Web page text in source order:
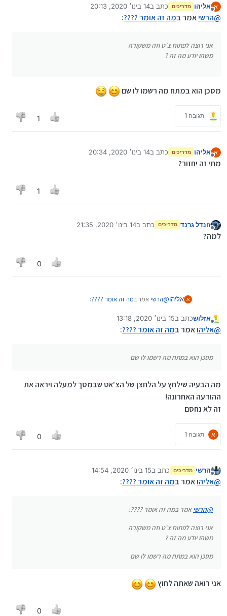
א אליהו מדריכים כתב ב14 בינו׳ 2020, 20:13
נערך לאחרונה על ידי
@הרשיאמר במה זה אומר ????:
אני רוצה לפתוח צ'ט וזה משקורה
משהו יודע מה זה ?
מסכן הוא במתח מה רשמו לו שם
תגובה 1 1
א
מנותק
אליהו מדריכים כתב ב14 בינו׳ 2020, 20:34
נערך לאחרונה על ידי
מתי זה יחזור?
1
מנותק
זונדל גרנד מדריכים כתב ב14 בינו׳ 2020, 21:35
נערך לאחרונה על ידי
למה?
0
א אליהו@הרשיאמר במה זה אומר ????:
אני רוצה לפתוח צ'ט וזה משקורה
מנותק
אזלושכתב ב15 בינו׳ 2020, 13:18
נערך לאחרונה על ידי
@אליהואמר במה זה אומר ????:
מסכן הוא במתח מה רשמו לו שם
מה הבעיה שילחץ על הלחצן של הצ'אט שבמסך למעלה ויראה את
ההודעה האחרונה!
זה לא נחסם
א תגובה 1 0
מנותק
הרשי מדריכים כתב ב15 בינו׳ 2020, 14:54
נערך לאחרונה על ידי
@אליהואמר במה זה אומר ????:
@הרשיאמר במה זה אומר ????:
אני רוצה לפתוח צ'ט וזה משקורה
משהו יודע מה זה ?
מסכן הוא במתח מה רשמו לו שם
אני רואה שאתה לחוץ
0